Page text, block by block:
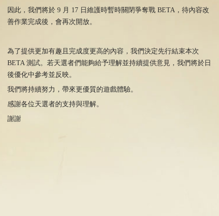
因此，我們將於 9 月 17 日維護時暫時關閉爭奪戰 BETA，待內容改
善作業完成後，會再次開放。
為了提供更加有趣且完成度更高的內容，我們決定先行結束本次
BETA 測試。若天選者們能夠給予理解並持續提供意見，我們將於日
後優化中參考並反映。
我們將持續努力，帶來更優質的遊戲體驗。
感謝各位天選者的支持與理解。
謝謝